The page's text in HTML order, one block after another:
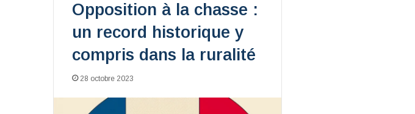
Opposition à la chasse :
un record historique y
compris dans la ruralité
28 octobre 2023